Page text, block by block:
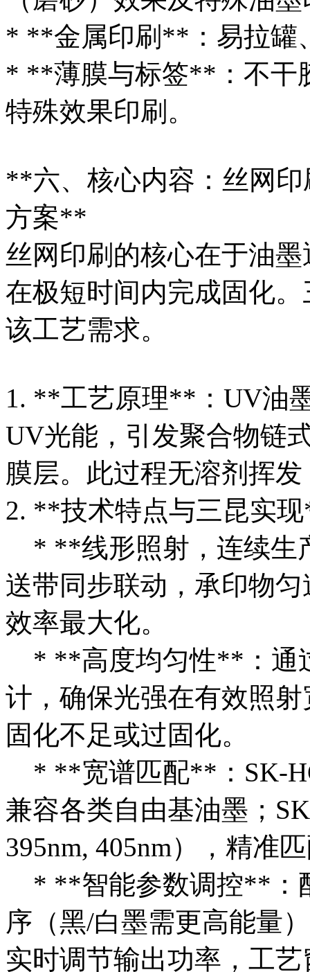
* **金属印刷**：易拉罐
* **薄膜与标签**：不干
特殊效果印刷。
**六、核心内容：丝网
方案**
丝网印刷的核心在于油
在极短时间内完成固化
该工艺需求。
1. **工艺原理**：UV油
UV光能，引发聚合物链
膜层。此过程无溶剂挥
2. **技术特点与三昆实
* **线形照射，连续生
送带同步联动，承印物
效率最大化。
* **高度均匀性**：通
计，确保光强在有效照
固化不足或过固化。
* **宽谱匹配**：SK-
兼容各类自由基油墨；
395nm, 405nm），精准
* **智能参数调控**：
序（黑/白墨需更高能量
实时调节输出功率，工